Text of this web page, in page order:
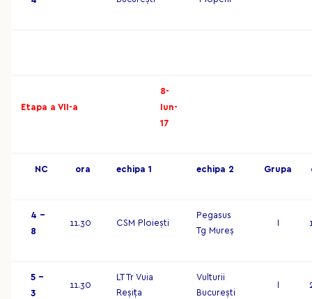
Etapa a VII-a
8-
Iun-
17
NC ora ec hipa 1 ec hipa 2 Grupa
4 –
8
11.30 CSM Ploiești
Pegasus
Tg Mureș
5 –
3
11.30
LT Tr Vuia
Reșița
Vulturii
București